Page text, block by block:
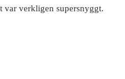
var verkligen supersnyggt.